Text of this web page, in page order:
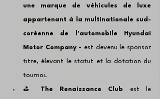
une marque de véhicules de luxe
appartenant à la multinationale sud-
coréenne de l'automobile Hyundai
Motor Company - est devenu le sponsor
titre, élevant le statut et la dotation du
tournoi.
⛳️ The Renaissance Club est le